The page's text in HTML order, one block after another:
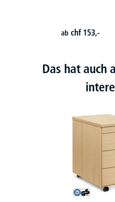
abchf 153,-
Das hat auch